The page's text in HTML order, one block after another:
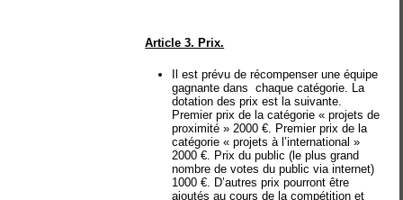
Article 3. Prix.
Il est prévu de récompenser une équipe
gagnante dans chaque catégorie. La
dotation des prix est la suivante.
Premier prix de la catégorie « projets de
proximité » 2000 €. Premier prix de la
catégorie « projets à l’international »
2000 €. Prix du public (le plus grand
nombre de votes du public via internet)
1000 €. D’autres prix pourront être
ajoutés au cours de la compétition et